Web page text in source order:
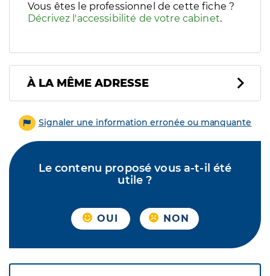
Vous êtes le professionnel de cette fiche ?
Décrivez l'accessibilité de votre cabinet.
À LA MÊME ADRESSE
Signaler une information erronée ou manquante
Le contenu proposé vous a-t-il été
utile ?
OUI NON